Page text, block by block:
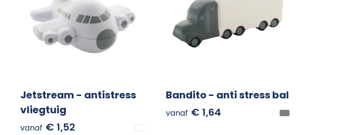
Jetstream - antistress
vliegtuig
vanaf € 1,52
Bandito - anti stress bal
vanaf € 1,64